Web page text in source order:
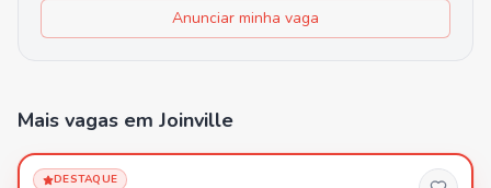
Anunciar minha vaga
Mais vagas em Joinville
DESTAQUE